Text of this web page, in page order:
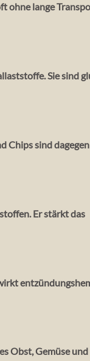
ohne lange
Sie sind
Chips sind
Er stärkt das
Obst, Gemüse und